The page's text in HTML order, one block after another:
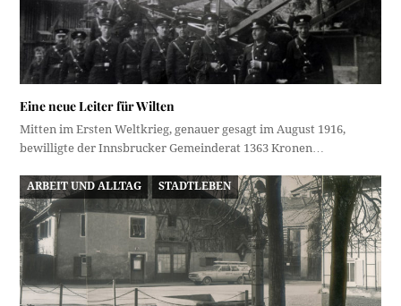
Eine neue Leiter für Wilten
Mitten im Ersten Weltkrieg, genauer gesagt im August 1916,
bewilligte der Innsbrucker Gemeinderat 1363 Kronen…
ARBEIT UND ALLTAG STADTLEBEN